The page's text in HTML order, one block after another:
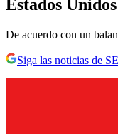
Estados
De acuerdo con un
Siga las noticias de